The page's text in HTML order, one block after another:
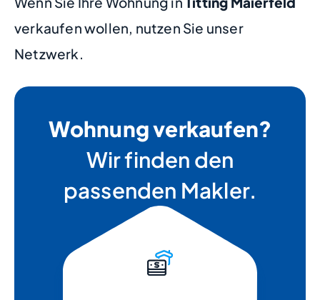
verkaufen wollen, nutzen Sie unser
Netzwerk.
Wohnung verkaufen?
Wir finden den
passenden Makler.